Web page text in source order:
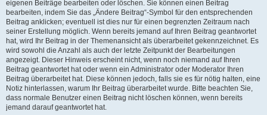
eigenen Beiträge bearbeiten oder löschen. Sie können einen Beitrag
bearbeiten, indem Sie das „Ändere Beitrag“-Symbol für den entsprechenden
Beitrag anklicken; eventuell ist dies nur für einen begrenzten Zeitraum nach
seiner Erstellung möglich. Wenn bereits jemand auf Ihren Beitrag geantwortet
hat, wird Ihr Beitrag in der Themenansicht als überarbeitet gekennzeichnet. Es
wird sowohl die Anzahl als auch der letzte Zeitpunkt der Bearbeitungen
angezeigt. Dieser Hinweis erscheint nicht, wenn noch niemand auf Ihren
Beitrag geantwortet hat oder wenn ein Administrator oder Moderator Ihren
Beitrag überarbeitet hat. Diese können jedoch, falls sie es für nötig halten, eine
Notiz hinterlassen, warum Ihr Beitrag überarbeitet wurde. Bitte beachten Sie,
dass normale Benutzer einen Beitrag nicht löschen können, wenn bereits
jemand darauf geantwortet hat.